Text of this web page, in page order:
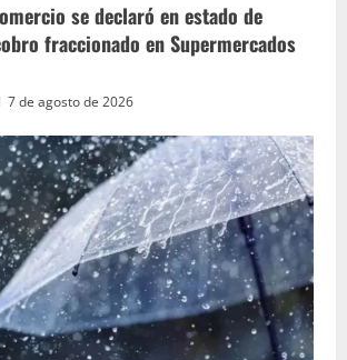
se declaró en estado de
fraccionado en Supermercados
7 de agosto de 2026